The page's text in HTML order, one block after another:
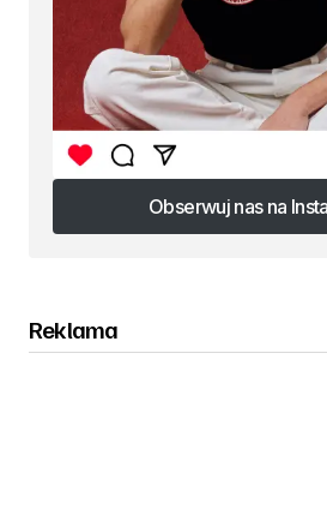
Obserwuj nas na
Obserwuj nas na
Reklama